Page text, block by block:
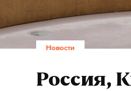
Новости
Россия,